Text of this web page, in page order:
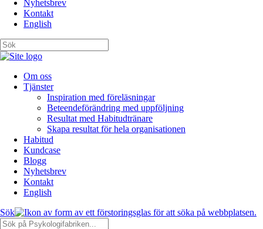
Nyhetsbrev
Kontakt
English
Om oss
Tjänster
Inspiration med föreläsningar
Beteendeförändring med uppföljning
Resultat med Habitudtränare
Skapa resultat för hela organisationen
Habitud
Kundcase
Blogg
Nyhetsbrev
Kontakt
English
Sök